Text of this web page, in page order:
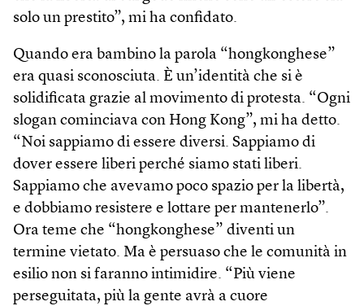
solo un prestito”, mi ha confidato.
Quando era bambino la parola “hongkonghese”
era quasi sconosciuta. È un’identità che si è
solidificata grazie al movimento di protesta. “Ogni
slogan cominciava con Hong Kong”, mi ha detto.
“Noi sappiamo di essere diversi. Sappiamo di
dover essere liberi perché siamo stati liberi.
Sappiamo che avevamo poco spazio per la libertà,
e dobbiamo resistere e lottare per mantenerlo”.
Ora teme che “hong­konghese” diventi un
termine vietato. Ma è persuaso che le comunità in
esilio non si faranno intimidire. “Più viene
perseguitata, più la gente avrà a cuore